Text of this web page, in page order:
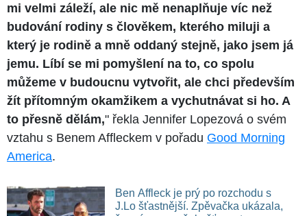
mi velmi záleží, ale nic mě nenaplňuje víc než
budování rodiny s člověkem, kterého miluji a
který je rodině a mně oddaný stejně, jako jsem já
jemu. Líbí se mi pomyšlení na to, co spolu
můžeme v budoucnu vytvořit, ale chci především
žít přítomným okamžikem a vychutnávat si ho. A
to přesně dělám," řekla Jennifer Lopezová o svém
vztahu s Benem Affleckem v pořadu Good Morning
America.
Ben Affleck je prý po rozchodu s
J.Lo šťastnější. Zpěvačka ukázala,